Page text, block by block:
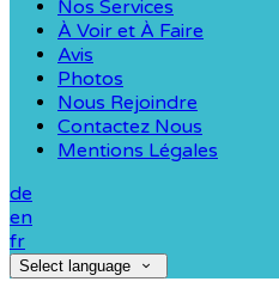
Nos Services
À Voir et À Faire
Avis
Photos
Nous Rejoindre
Contactez Nous
Mentions Légales
de
en
fr
Select language